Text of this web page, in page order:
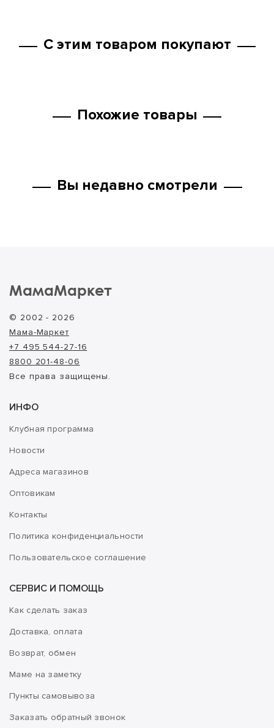
С этим товаром покупают
Похожие товары
Вы недавно смотрели
МамаМаркет
© 2002 - 2026
Мама-Маркет
+7 495 544-27-16
8800 201-48-06
Все права защищены.
ИНФО
Клубная программа
Новости
Адреса магазинов
Оптовикам
Контакты
Политика конфиденциальности
Пользовательское соглашение
СЕРВИС И ПОМОЩЬ
Как сделать заказ
Доставка, оплата
Возврат, обмен
Маме на заметку
Пункты самовывоза
Заказать обратный звонок